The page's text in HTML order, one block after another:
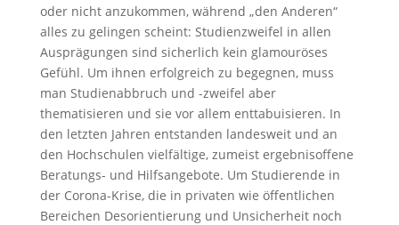
oder nicht anzukommen, während „den Anderen“
alles zu gelingen scheint: Studienzweifel in allen
Ausprägungen sind sicherlich kein glamouröses
Gefühl. Um ihnen erfolgreich zu begegnen, muss
man Studienabbruch und -zweifel aber
thematisieren und sie vor allem enttabuisieren. In
den letzten Jahren entstanden landesweit und an
den Hochschulen vielfältige, zumeist ergebnisoffene
Beratungs- und Hilfsangebote. Um Studierende in
der Corona-Krise, die in privaten wie öffentlichen
Bereichen Desorientierung und Unsicherheit noch